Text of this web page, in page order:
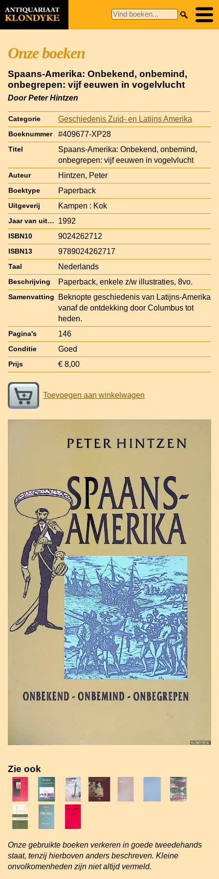
Onze boeken
Spaans-Amerika: Onbekend, onbemind,
onbegrepen: vijf eeuwen in vogelvlucht
Door Peter Hintzen
Categorie Geschiedenis Zuid- en Latijns Amerika
Boeknummer #409677-XP28
Titel
Spaans-Amerika: Onbekend, onbemind,
onbegrepen: vijf eeuwen in vogelvlucht
Auteur Hintzen, Peter
Boektype Paperback
Uitgeverij Kampen : Kok
Jaar van uitgave 1992
ISBN10 9024262712
ISBN13 9789024262717
Taal Nederlands
Beschrijving Paperback, enkele z/w illustraties, 8vo.
Samenvatting
Beknopte geschiedenis van Latijns-Amerika
vanaf de ontdekking door Columbus tot
heden.
Pagina's 146
Conditie Goed
Prijs € 8,00
Toevoegen aan winkelwagen
Zie ook
Onze gebruikte boeken verkeren in goede tweedehands
staat, tenzij hierboven anders beschreven. Kleine
onvolkomenheden zijn niet altijd vermeld.